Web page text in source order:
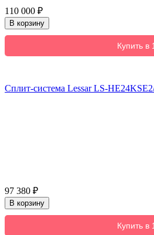
110 000 ₽
В корзину
Купить в
Сплит-система Lessar LS-
97 380 ₽
В корзину
Купить в